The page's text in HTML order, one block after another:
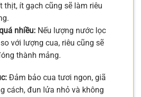
thịt, ít gạch cũng sẽ làm riêu
nhiều: Nếu lượng nước lọc
với lượng cua, riêu cũng sẽ
thành mảng.
Đảm bảo cua tươi ngon, giã
cách, đun lửa nhỏ và không